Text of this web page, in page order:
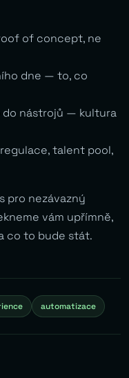
of concept, ne
dne — to, co
do nástrojů — kultura
talent pool,
pro nezávazný
vám upřímně,
co to bude stát.
automatizace